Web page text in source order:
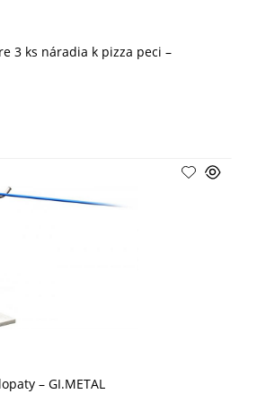
3 ks náradia k pizza peci –
– GI.METAL